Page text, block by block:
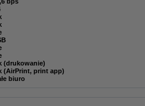
(drukowanie)
(AirPrint, print app)
biuro